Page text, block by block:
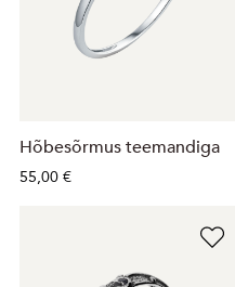
Hõbesõrmus teemandiga
55,00 €